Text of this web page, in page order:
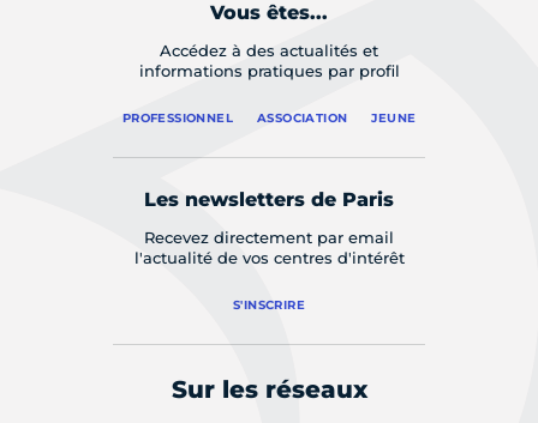
Vous êtes...
Accédez à des actualités et
informations pratiques par profil
PROFESSIONNEL ASSOCIATION JEUNE
Les newsletters de Paris
Recevez directement par email
l'actualité de vos centres d'intérêt
S'INSCRIRE
Sur les réseaux